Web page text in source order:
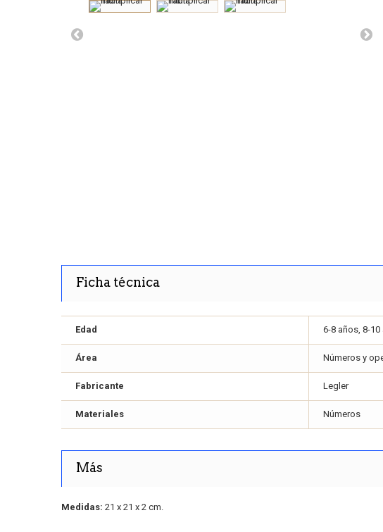
Ficha técnica
Edad 6-8 años, 8-10
Área Números y
Fabricante Legler
Materiales Números
Más
Medidas: 21 x 21 x 2 cm.